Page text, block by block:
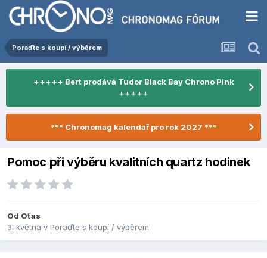
Poraďte s koupí / výběrem
+++++ Bert prodává Tudor Black Bay Chrono Pink
+++++
*** Chronomag kalendář pro rok 2027 ***
Pomoc při výběru kvalitních quartz hodinek
Od Oťas
3. května v Poraďte s koupí / výběrem